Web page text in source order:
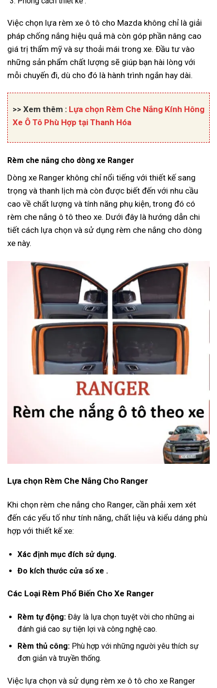
Việc chọn lựa rèm xe ô tô cho Mazda không chỉ là giải
pháp chống nắng hiệu quả mà còn góp phần nâng cao
giá trị thẩm mỹ và sự thoải mái trong xe. Đầu tư vào
những sản phẩm chất lượng sẽ giúp bạn hài lòng với
mỗi chuyến đi, dù cho đó là hành trình ngắn hay dài.
>> Xem thêm : Lựa chọn Rèm Che Nắng Kính Hông
Xe Ô Tô Phù Hợp tại Thanh Hóa
Rèm che nắng cho dòng xe Ranger
Dòng xe Ranger không chỉ nổi tiếng với thiết kế sang
trọng và thanh lịch mà còn được biết đến với nhu cầu
cao về chất lượng và tính năng phụ kiện, trong đó có
rèm che nắng ô tô theo xe. Dưới đây là hướng dẫn chi
tiết cách lựa chọn và sử dụng rèm che nắng cho dòng
xe này.
Lựa chọn Rèm Che Nắng Cho Ranger
Khi chọn rèm che nắng cho Ranger, cần phải xem xét
đến các yếu tố như tính năng, chất liệu và kiểu dáng phù
hợp với thiết kế xe:
Xác định mục đích sử dụng.
Đo kích thước cửa sổ xe .
Các Loại Rèm Phổ Biến Cho Xe Ranger
Rèm tự động:Đây là lựa chọn tuyệt vời cho những ai
đánh giá cao sự tiện lợi và công nghệ cao.
Rèm thủ công:Phù hợp với những người yêu thích sự
đơn giản và truyền thống.
Việc lựa chọn và sử dụng rèm xe ô tô cho xe Ranger